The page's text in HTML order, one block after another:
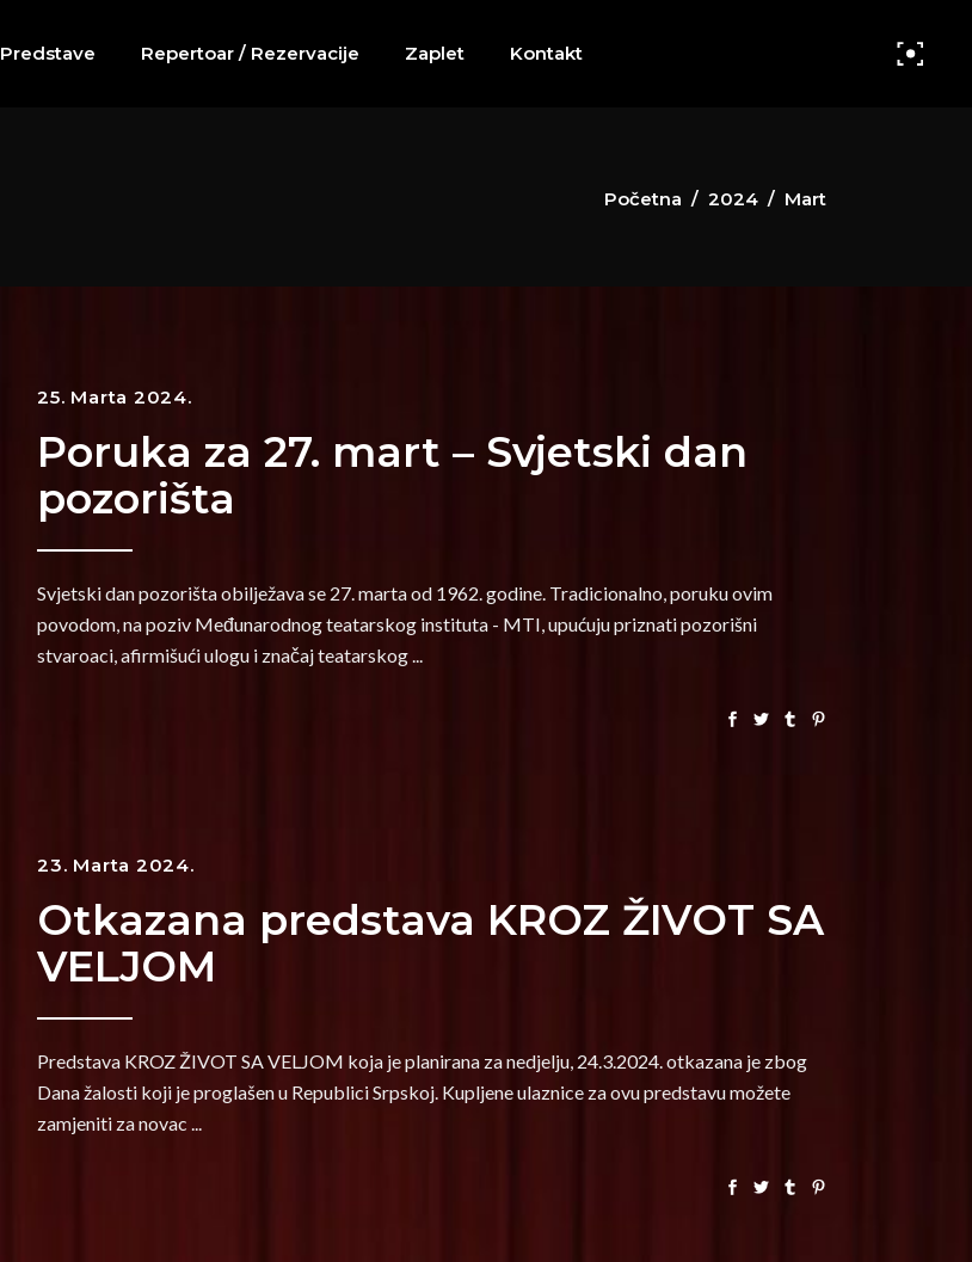
Predstave Repertoar / Rezervacije Zaplet Kontakt
Početna / 2024 / Mart
25. Marta 2024.
Poruka za 27. mart – Svjetski dan
pozorišta
Svjetski dan pozorišta obilježava se 27. marta od 1962. godine. Tradicionalno, poruku ovim
povodom, na poziv Međunarodnog teatarskog instituta - MTI, upućuju priznati pozorišni
stvaroaci, afirmišući ulogu i značaj teatarskog
23. Marta 2024.
Otkazana predstava KROZ ŽIVOT SA
VELJOM
Predstava KROZ ŽIVOT SA VELJOM koja je planirana za nedjelju, 24.3.2024. otkazana je zbog
Dana žalosti koji je proglašen u Republici Srpskoj. Kupljene ulaznice za ovu predstavu možete
zamjeniti za novac